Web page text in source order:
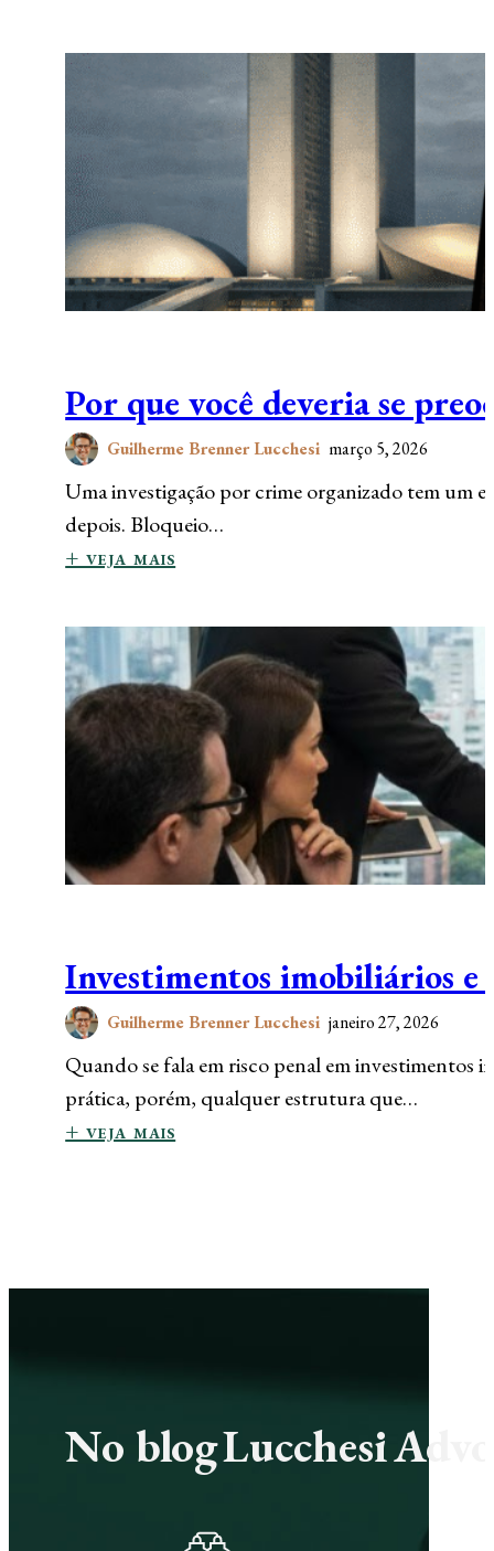
Por que você deveria se
Guilherme Brenner Lucchesi março 5, 2026
Uma investigação por crime organizado tem um
depois. Bloqueio…
+ veja mais
Investimentos imobiliários e
Guilherme Brenner Lucchesi janeiro 27, 2026
Quando se fala em risco penal em investimentos
prática, porém, qualquer estrutura que…
+ veja mais
No blog Lucchesi